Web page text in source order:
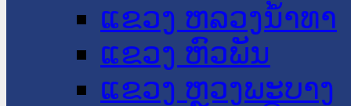
ແຂວງ ຫລວງນໍ້າທາ
ແຂວງ ຫົວພັນ
ແຂວງ ຫຼວງພະບາງ